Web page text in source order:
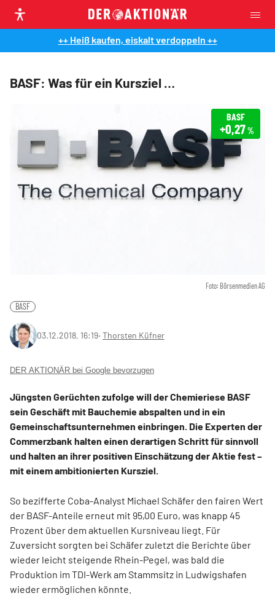
++ Heiß kaufen, eiskalt verdoppeln ++
BASF: Was für ein Kursziel …
Foto: Börsenmedien AG
BASF
+0,27%
BASF
03.12.2018, 16:19‧ Thorsten Küfner
DER AKTIONÄR bei Google bevorzugen
Jüngsten Gerüchten zufolge will der Chemieriese BASF
sein Geschäft mit Bauchemie abspalten und in ein
Gemeinschaftsunternehmen einbringen. Die Experten der
Commerzbank halten einen derartigen Schritt für sinnvoll
und halten an ihrer positiven Einschätzung der Aktie fest –
mit einem ambitionierten Kursziel.
So bezifferte Coba-Analyst Michael Schäfer den fairen Wert
der BASF-Anteile erneut mit 95,00 Euro, was knapp 45
Prozent über dem aktuellen Kursniveau liegt. Für
Zuversicht sorgten bei Schäfer zuletzt die Berichte über
wieder leicht steigende Rhein-Pegel, was bald die
Produktion im TDI-Werk am Stammsitz in Ludwigshafen
wieder ermöglichen könnte.